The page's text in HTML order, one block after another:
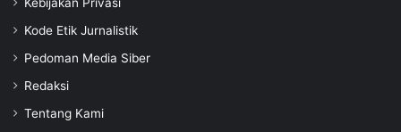
Kode Etik Jurnalistik
Pedoman Media Siber
Redaksi
Tentang Kami